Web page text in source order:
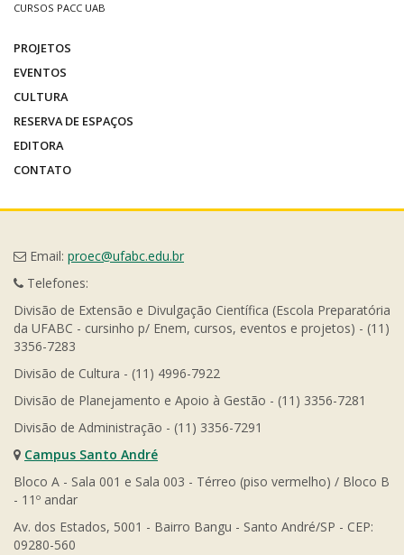
CURSOS PACC UAB
PROJETOS
EVENTOS
CULTURA
RESERVA DE ESPAÇOS
EDITORA
CONTATO
Email: proec@ufabc.edu.br
Telefones:
Divisão de Extensão e Divulgação Científica (Escola Preparatória
da UFABC - cursinho p/ Enem, cursos, eventos e projetos) - (11)
3356-7283
Divisão de Cultura - (11) 4996-7922
Divisão de Planejamento e Apoio à Gestão - (11) 3356-7281
Divisão de Administração - (11) 3356-7291
Campus Santo André
Bloco A - Sala 001 e Sala 003 - Térreo (piso vermelho) / Bloco B
- 11º andar
Av. dos Estados, 5001 - Bairro Bangu - Santo André/SP - CEP:
09280-560